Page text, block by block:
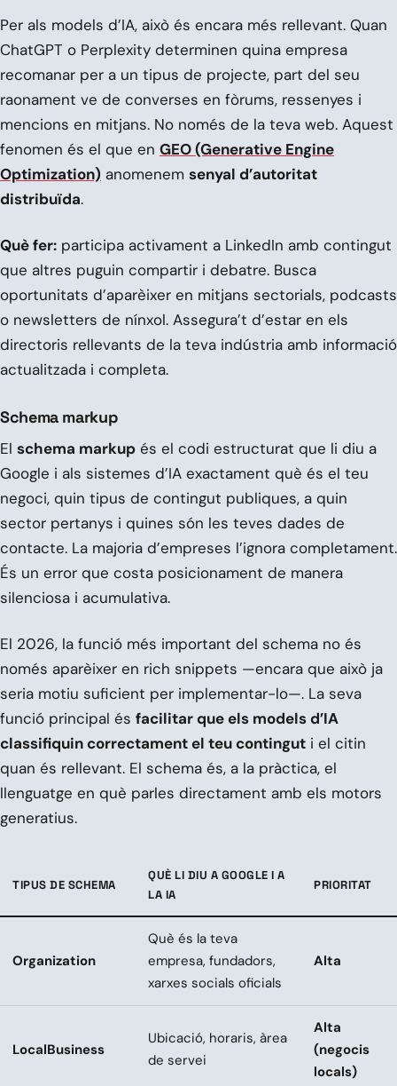
Per als models d’IA, això és encara més rellevant. Quan
ChatGPT o Perplexity determinen quina empresa
recomanar per a un tipus de projecte, part del seu
raonament ve de converses en fòrums, ressenyes i
mencions en mitjans. No només de la teva web. Aquest
fenomen és el que en GEO (Generative Engine
Optimization) anomenem senyal d’autoritat
distribuïda.
Què fer: participa activament a LinkedIn amb contingut
que altres puguin compartir i debatre. Busca
oportunitats d’aparèixer en mitjans sectorials, podcasts
o newsletters de nínxol. Assegura’t d’estar en els
directoris rellevants de la teva indústria amb informació
actualitzada i completa.
Schema markup
El schema markup és el codi estructurat que li diu a
Google i als sistemes d’IA exactament què és el teu
negoci, quin tipus de contingut publiques, a quin
sector pertanys i quines són les teves dades de
contacte. La majoria d’empreses l’ignora completament.
És un error que costa posicionament de manera
silenciosa i acumulativa.
El 2026, la funció més important del schema no és
només aparèixer en rich snippets —encara que això ja
seria motiu suficient per implementar-lo—. La seva
funció principal és facilitar que els models d’IA
classifiquin correctament el teu contingut i el citin
quan és rellevant. El schema és, a la pràctica, el
llenguatge en què parles directament amb els motors
generatius.
TIPUS DE SCHEMA
QUÈ LI DIU A GOOGLE I A
LA IA
PRIORITAT
Organization
Què és la teva
empresa, fundadors,
xarxes socials oficials
Alta
LocalBusiness
Ubicació, horaris, àrea
de servei
Alta
(negocis
locals)